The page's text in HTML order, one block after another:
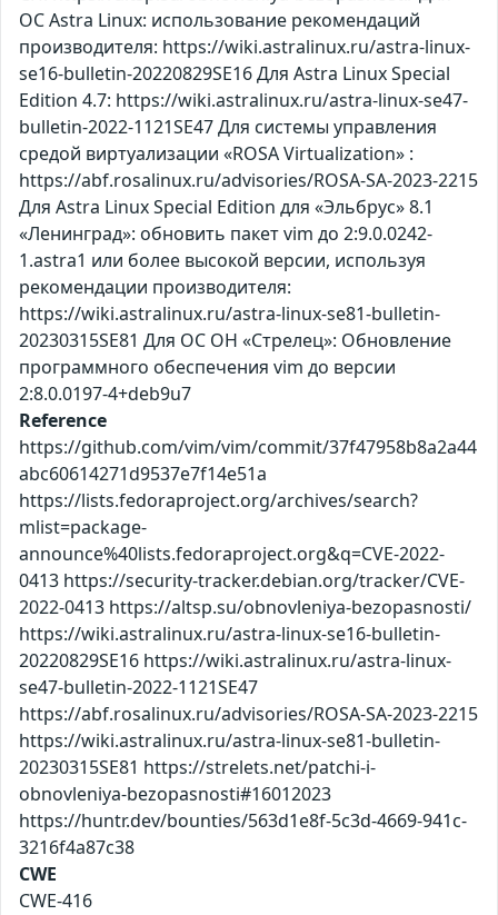
ОС Astra Linux: использование рекомендаций
производителя: https://wiki.astralinux.ru/astra-linux-
se16-bulletin-20220829SE16 Для Astra Linux Special
Edition 4.7: https://wiki.astralinux.ru/astra-linux-se47-
bulletin-2022-1121SE47 Для системы управления
средой виртуализации «ROSA Virtualization» :
https://abf.rosalinux.ru/advisories/ROSA-SA-2023-2215
Для Astra Linux Special Edition для «Эльбрус» 8.1
«Ленинград»: обновить пакет vim до 2:9.0.0242-
1.astra1 или более высокой версии, используя
рекомендации производителя:
https://wiki.astralinux.ru/astra-linux-se81-bulletin-
20230315SE81 Для ОС ОН «Стрелец»: Обновление
программного обеспечения vim до версии
2:8.0.0197-4+deb9u7
Reference
https://github.com/vim/vim/commit/37f47958b8a2a44
abc60614271d9537e7f14e51a
https://lists.fedoraproject.org/archives/search?
mlist=package-
announce%40lists.fedoraproject.org&q=CVE-2022-
0413 https://security-tracker.debian.org/tracker/CVE-
2022-0413 https://altsp.su/obnovleniya-bezopasnosti/
https://wiki.astralinux.ru/astra-linux-se16-bulletin-
20220829SE16 https://wiki.astralinux.ru/astra-linux-
se47-bulletin-2022-1121SE47
https://abf.rosalinux.ru/advisories/ROSA-SA-2023-2215
https://wiki.astralinux.ru/astra-linux-se81-bulletin-
20230315SE81 https://strelets.net/patchi-i-
obnovleniya-bezopasnosti#16012023
https://huntr.dev/bounties/563d1e8f-5c3d-4669-941c-
3216f4a87c38
CWE
CWE-416